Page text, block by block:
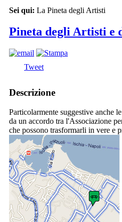
Sei qui: La Pineta degli Artisti
Pineta degli Artisti e
Tweet
Descrizione
Particolarmente suggestive anche
da un accordo tra l'Associazione
che possono trasformarli in vere e